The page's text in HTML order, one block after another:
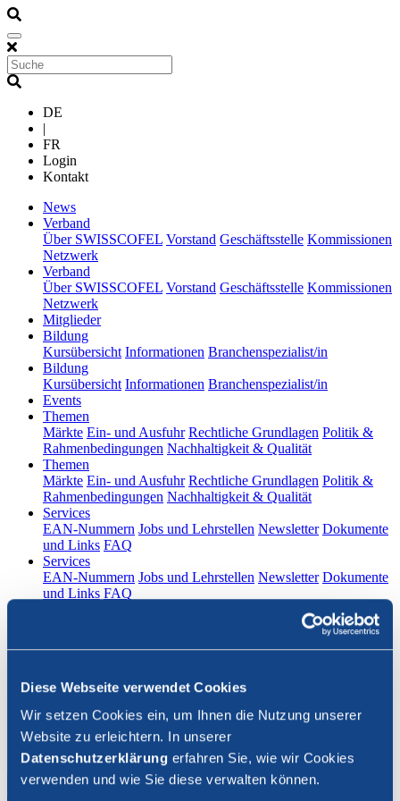
Diese Webseite verwendet Cookies
Wir setzen Cookies ein, um Ihnen die Nutzung unserer
Website zu erleichtern. In unserer
Datenschutzerklärung erfahren Sie, wie wir Cookies
verwenden und wie Sie diese verwalten können.
DE
|
FR
Login
Kontakt
News(current)
Verband
Über SWISSCOFEL Vorstand Geschäftsstelle Kommissionen
Netzwerk
Verband
Über SWISSCOFEL Vorstand Geschäftsstelle Kommissionen
Netzwerk
Mitglieder(current)
Bildung(current)
Kursübersicht Informationen Branchenspezialist/in
Bildung(current)
Kursübersicht Informationen Branchenspezialist/in
Events(current)
Themen
Märkte Ein- und Ausfuhr Rechtliche Grundlagen Politik &
Rahmenbedingungen Nachhaltigkeit & Qualität
Themen
Märkte Ein- und Ausfuhr Rechtliche Grundlagen Politik &
Rahmenbedingungen Nachhaltigkeit & Qualität
Services(current)
EAN-Nummern Jobs und Lehrstellen Newsletter Dokumente
und Links FAQ
Services(current)
EAN-Nummern Jobs und Lehrstellen Newsletter Dokumente
und Links FAQ
FR
Login
Suche schliessen